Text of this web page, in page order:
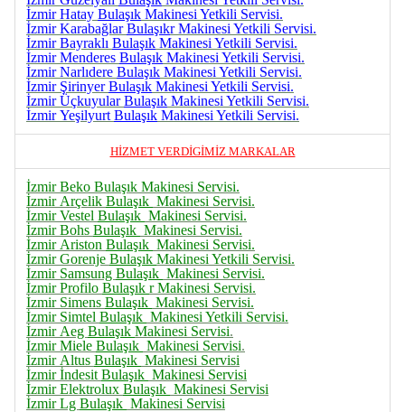
İzmir Hatay Bulaşık Makinesi Yetkili Servisi.
İzmir KarabağlarBulaşıkr Makinesi Yetkili Servisi.
İzmir Bayraklı Bulaşık Makinesi Yetkili Servisi.
İzmir Menderes Bulaşık Makinesi Yetkili Servisi.
İzmir Narlıdere Bulaşık Makinesi Yetkili Servisi.
İzmir ŞirinyerBulaşık Makinesi Yetkili Servisi.
İzmir ÜçkuyularBulaşık Makinesi Yetkili Servisi.
İzmir Yeşilyurt Bulaşık Makinesi Yetkili Servisi.
HİZMET VERDİGİMİZ MARKALAR
İzmir Beko Bulaşık Makinesi Servisi.
İzmir Arçelik Bulaşık Makinesi Servisi.
İzmir Vestel Bulaşık Makinesi Servisi.
İzmir Bohs Bulaşık Makinesi Servisi.
İzmir Ariston Bulaşık Makinesi Servisi.
İzmir Gorenje Bulaşık Makinesi Yetkili Servisi.
İzmir Samsung Bulaşık Makinesi Servisi.
İzmir Profilo Bulaşık r Makinesi Servisi.
İzmir Simens Bulaşık Makinesi Servisi.
İzmir Simtel Bulaşık Makinesi Yetkili Servisi.
İzmir Aeg Bulaşık Makinesi Servisi.
İzmir Miele Bulaşık Makinesi Servisi.
İzmir Altus Bulaşık Makinesi Servisi
İzmir İndesit Bulaşık Makinesi Servisi
İzmir Elektrolux Bulaşık Makinesi Servisi
İzmir Lg Bulaşık Makinesi Servisi